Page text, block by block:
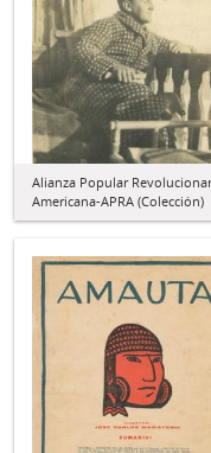
Alianza Popular
Americana-APRA (Colección)